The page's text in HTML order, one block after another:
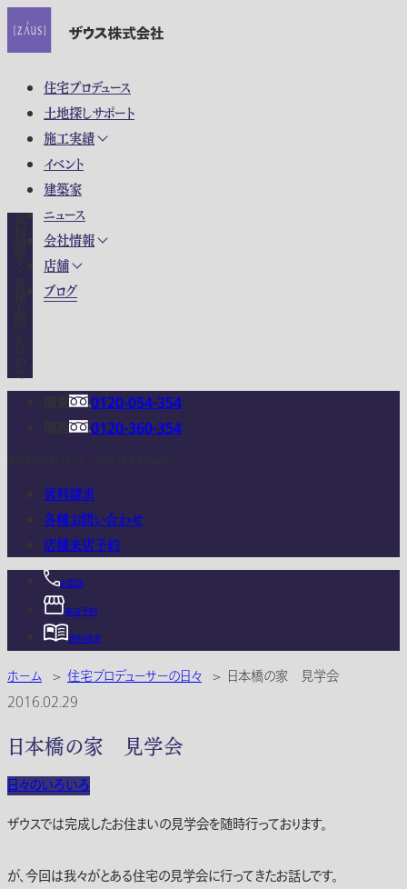
住宅プロデュース
土地探しサポート
施工実績
イベント
建築家
ニュース
会社情報
店舗
ブログ
0120-054-354
0120-360-354
資料請求
各種お問い合わせ
店舗来店予約
お電話
来店予約
資料請求
ホーム > 住宅プロデューサーの日々 > 日本橋の家 見学会
2016.02.29
日本橋の家 見学会
日々のいろいろ
ザウスでは完成したお住まいの見学会を随時行っております。
が、今回は我々がとある住宅の見学会に行ってきたお話しです。